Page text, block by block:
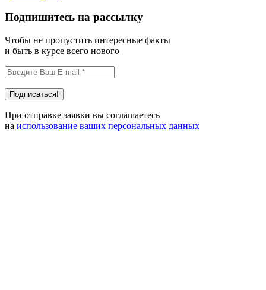
Подпишитесь на рассылку
Чтобы не пропустить интересные факты
и быть в курсе всего нового
При отправке заявки вы соглашаетесь
на использование ваших персональных данных